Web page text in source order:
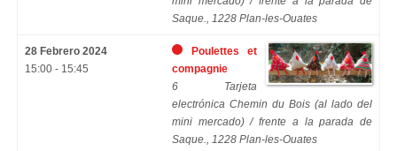
Saque., 1228 Plan-les-Ouates
28 Febrero 2024
15:00 - 15:45
Poulettes et
compagnie
6 Tarjeta
electrónica Chemin du Bois (al lado del
mini mercado) / frente a la parada de
Saque., 1228 Plan-les-Ouates